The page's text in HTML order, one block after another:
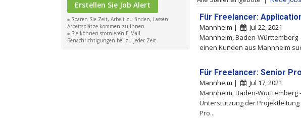
Sparen Sie Zeit, Arbeit zu finden, Lassen
Arbeitsplätze kommen zu Ihnen.
Sie können stornieren E-Mail
Benachrichtigungen bei zu jeder Zeit.
Für Freelancer:
Mannheim |
Jul 22, 2021
Mannheim, Baden-Württemberg
einen Kunden aus Mannheim
Für Freelancer: Senior
Mannheim |
Jul 17, 2021
Mannheim, Baden-Württemberg
Unterstützung der
Pro...